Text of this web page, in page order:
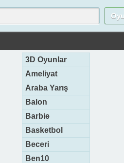
3D Oyunlar
Ameliyat
Araba Yarış
Balon
Barbie
Basketbol
Beceri
Ben10